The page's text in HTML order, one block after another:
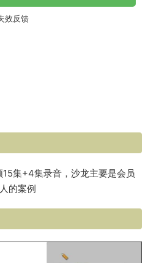
效反馈
集+4集录音，沙龙主要是会员
的案例